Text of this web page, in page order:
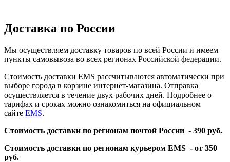
Доставка по России
Мы осуществляем доставку товаров по всей России и имеем
пункты самовывоза во всех регионах Российской федерации.
Стоимость доставки EMS рассчитываются автоматически при
выборе города в корзине интернет-магазина. Отправка
осуществляется в течение двух рабочих дней. Подробнее о
тарифах и сроках можно ознакомиться на официальном
сайте EMS.
Стоимость доставки по регионам почтой России - 390 руб.
Стоимость доставки по регионам курьером EMS - от 350
руб.